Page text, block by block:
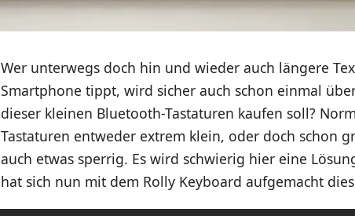
Wer unterwegs doch hin und wieder auch längere
Smartphone tippt, wird sicher auch schon einmal
dieser kleinen Bluetooth-Tastaturen kaufen soll?
Tastaturen entweder extrem klein, oder doch schon
auch etwas sperrig. Es wird schwierig hier eine
hat sich nun mit dem Rolly Keyboard aufgemacht